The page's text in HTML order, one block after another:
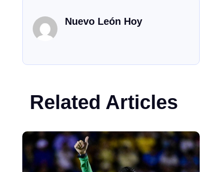
Nuevo León Hoy
Related Articles